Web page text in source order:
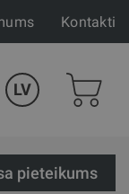
Kontakti
LV
pieteikums